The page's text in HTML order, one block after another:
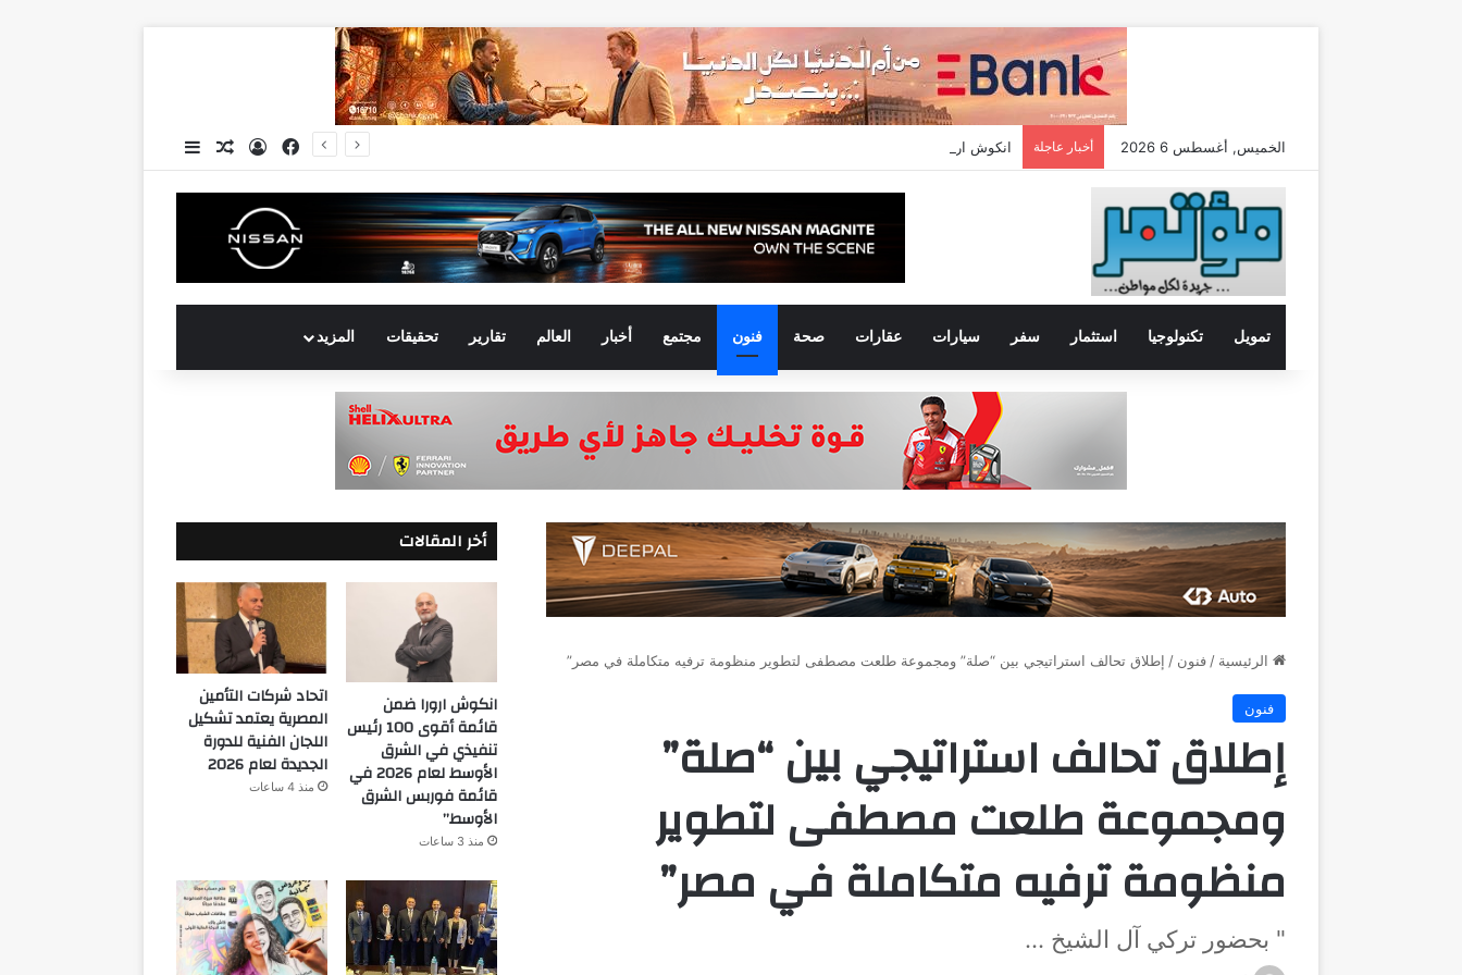
الخميس, أغسطس 6 2026 أخبار عاجلة فيسبوكتسجيل الدخول
مقال عشوائي
إضافة عمود جانبي
تمويل تكنولوجيا استثمار سفر سيارات عقارات صحة فنون مجتمع أخبار العالم تقارير تحقيقات المزيد
الرئيسية / فنون / إطلاق تحالف استراتيجي بين “صلة” ومجموعة طلعت مصطفى لتطوير منظومة ترفيه متكاملة في مصر”
فنون
إطلاق تحالف استراتيجي بين “صلة”
ومجموعة طلعت مصطفى لتطوير
منظومة ترفيه متكاملة في مصر”
" بحضور تركي آل الشيخ ...
أخر المقالات
انكوش ارورا ضمن
قائمة أقوى 100 رئيس
تنفيذي في الشرق
الأوسط لعام 2026 في
قائمة فوربس الشرق
الأوسط”
منذ 3 ساعات
اتحاد شركات التأمين
المصرية يعتمد تشكيل
اللجان الفنية للدورة
الجديدة لعام 2026
منذ 4 ساعات